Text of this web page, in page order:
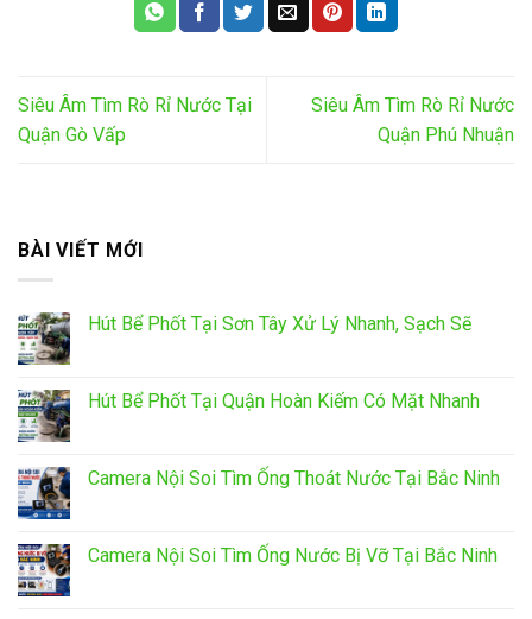
Siêu Âm Tìm Rò Rỉ Nước Tại
Quận Gò Vấp
Siêu Âm Tìm Rò Rỉ Nước
Quận Phú Nhuận
BÀI VIẾT MỚI
Hút Bể Phốt Tại Sơn Tây Xử Lý Nhanh, Sạch Sẽ
Hút Bể Phốt Tại Quận Hoàn Kiếm Có Mặt Nhanh
Camera Nội Soi Tìm Ống Thoát Nước Tại Bắc Ninh
Camera Nội Soi Tìm Ống Nước Bị Vỡ Tại Bắc Ninh